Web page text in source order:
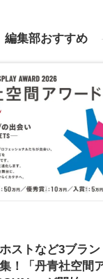
編集部おすすめ
ストなど3ブラ
！「丹青社空間